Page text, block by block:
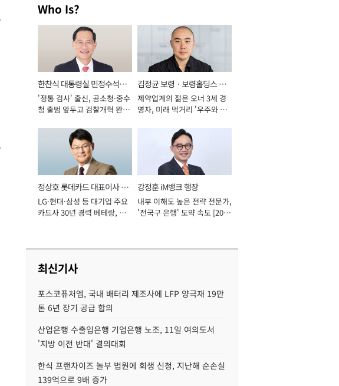
Who Is?
한찬식 대통령실 민정수석비
서관
'정통 검사' 출신, 공소청·중수
청 출범 앞두고 검찰개혁 완수
김정균 보령ㆍ보령홀딩스 대
표이사 사장
제약업계의 젊은 오너 3세 경
영자, 미래 먹거리 '우주와 헬
정상호 롯데카드 대표이사 사
장
LG·현대·삼성 등 대기업 주요
카드사 30년 경력 베테랑, 신
강정훈 iM뱅크 행장
내부 이해도 높은 전략 전문가,
'전국구 은행' 도약 속도 [2026
최신기사
포스코퓨처엠, 국내 배터리 제조사에 LFP 양극재 19만
톤 6년 장기 공급 합의
산업은행 수출입은행 기업은행 노조, 11일 여의도서
'지방 이전 반대' 결의대회
한식 프랜차이즈 놀부 법원에 회생 신청, 지난해 순손실
139억으로 9배 증가